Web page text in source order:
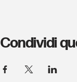
Condividi